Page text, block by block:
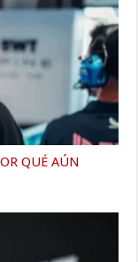
QUÉ AÚN